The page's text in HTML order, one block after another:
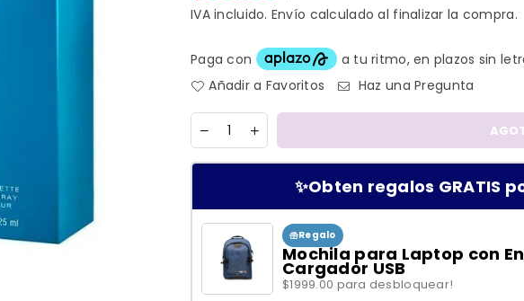
habitual
IVA incluido. Envío calculado al finalizar la compra.
Añadir a Favoritos
Haz una Pregunta
Cantidad
✨Obten regalos GRATIS
Regalo
Mochila para Laptop con
Cargador USB
$1999.00 para desbloquear!